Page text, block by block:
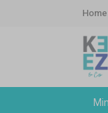
Home